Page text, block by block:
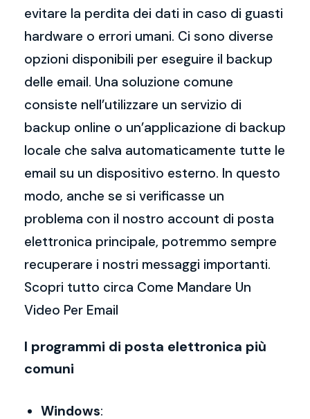
evitare la perdita dei dati in caso di guasti
hardware o errori umani. Ci sono diverse
opzioni disponibili per eseguire il backup
delle email. Una soluzione comune
consiste nell’utilizzare un servizio di
backup online o un’applicazione di backup
locale che salva automaticamente tutte le
email su un dispositivo esterno. In questo
modo, anche se si verificasse un
problema con il nostro account di posta
elettronica principale, potremmo sempre
recuperare i nostri messaggi importanti.
Scopri tutto circa Come Mandare Un
Video Per Email
I programmi di posta elettronica più
comuni
Windows: